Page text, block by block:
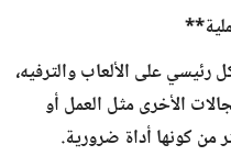
رئيسي على الألعاب والترفيه،
الأخرى مثل العمل أو
من كونها أداة ضرورية.